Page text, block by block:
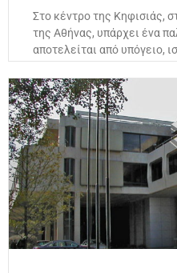
Στο κέντρο της Κηφισιάς,
της Αθήνας, υπάρχει ένα
αποτελείται από υπόγειο,